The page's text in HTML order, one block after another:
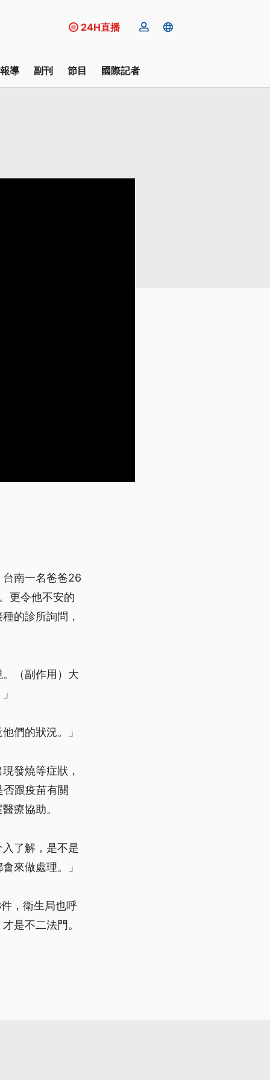
24H直播
導 副刊 節目 國際記者
南一名爸爸26
更令他不安的
的診所詢問，
（副作用）大
們的狀況。」
發燒等症狀，
跟疫苗有關
療協助。
了解，是不是
來做處理。」
，衛生局也呼
是不二法門。